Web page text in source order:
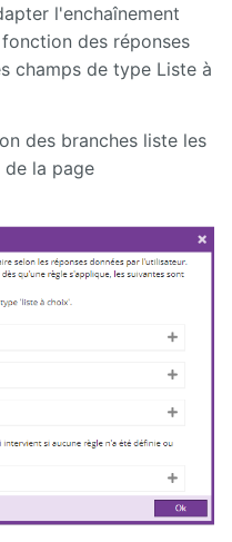
l'enchaînement
des réponses
champs de type Liste à
des branches liste les
la page